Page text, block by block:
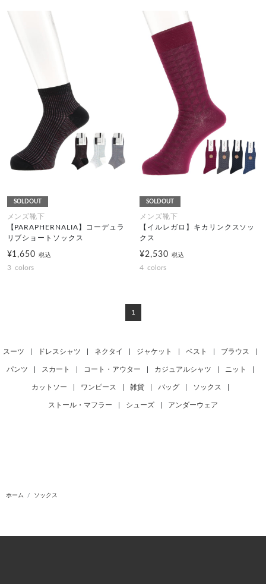
SOLDOUT
メンズ靴下
【PARAPHERNALIA】コーデュラ
リブショートソックス
¥1,650税込
3 colors
SOLDOUT
メンズ靴下
【イルレガロ】キカリンクスソッ
クス
¥2,530 税込
4 colors
1
スーツ ドレスシャツ ネクタイ ジャケット ベスト ブラウス
パンツ スカート コート・アウター カジュアルシャツ ニット
カットソー ワンピース 雑貨 バッグ ソックス
ストール・マフラー シューズ アンダーウェア
ホーム ソックス